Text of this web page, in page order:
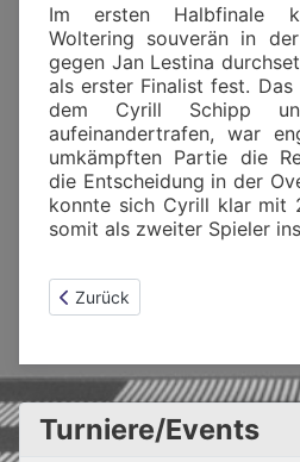
Im ersten Halbfinale
Woltering souverän in
gegen Jan Lestina
als erster Finalist fest.
dem Cyrill Schipp
aufeinandertrafen, war
umkämpften Partie die
die Entscheidung in der
konnte sich Cyrill klar mit
somit als zweiter Spieler
Vorheriger Beitrag: 960-
Zurück
Turniere/Events